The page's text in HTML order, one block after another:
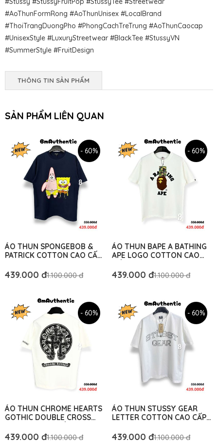
#AoThunFormRong #AoThunUnisex #LocalBrand
#ThoiTrangDuongPho #PhongCachTreTrung #AoThunCaocap
#UnisexStyle #LuxuryStreetwear #BlackTee #StussyVN
#SummerStyle #FruitDesign
THÔNG TIN SẢN PHẨM
SẢN PHẨM LIÊN QUAN
- 60%
ÁO THUN SPONGEBOB &
PATRICK COTTON CAO CẤP
AUTHENTIC
439.000 đ1.100.000 đ
- 60%
ÁO THUN BAPE A BATHING
APE LOGO COTTON CAO
AUTHENTIC
439.000 đ1.100.000 đ
- 60%
ÁO THUN CHROME HEARTS
GOTHIC DOUBLE CROSS
RỘNG - BM AUTHENTIC
439.000 đ1.100.000 đ
- 60%
ÁO THUN STUSSY GEAR
LETTER COTTON CAO CẤP
AUTHENTIC
439.000 đ1.100.000 đ